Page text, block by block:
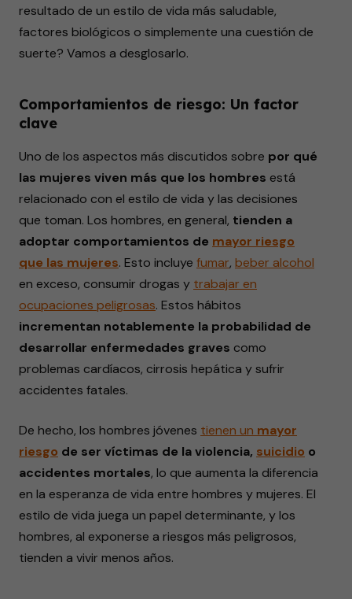
resultado de un estilo de vida más saludable,
factores biológicos o simplemente una cuestión de
suerte? Vamos a desglosarlo.
Comportamientos de riesgo: Un factor
clave
Uno de los aspectos más discutidos sobre por qué
las mujeres viven más que los hombres está
relacionado con el estilo de vida y las decisiones
que toman. Los hombres, en general, tienden a
adoptar comportamientos de mayor riesgo
que las mujeres. Esto incluye fumar, beber alcohol
en exceso, consumir drogas y trabajar en
ocupaciones peligrosas. Estos hábitos
incrementan notablemente la probabilidad de
desarrollar enfermedades graves como
problemas cardíacos, cirrosis hepática y sufrir
accidentes fatales.
De hecho, los hombres jóvenes tienen un mayor
riesgo de ser víctimas de la violencia, suicidio o
accidentes mortales, lo que aumenta la diferencia
en la esperanza de vida entre hombres y mujeres. El
estilo de vida juega un papel determinante, y los
hombres, al exponerse a riesgos más peligrosos,
tienden a vivir menos años.